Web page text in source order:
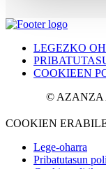
LEGEZKO
COOKIEEN
© AZANZA
COOKIEN
Lege-oharra
Pribatutasun